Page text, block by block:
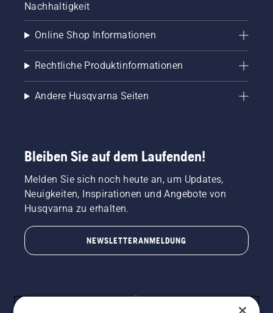
Nachhaltigkeit
Online Shop Informationen
Rechtliche Produktinformationen
Andere Husqvarna Seiten
Bleiben Sie auf dem Laufenden!
Melden Sie sich noch heute an, um Updates,
Neuigkeiten, Inspirationen und Angebote von
Husqvarna zu erhalten.
NEWSLETTERANMELDUNG